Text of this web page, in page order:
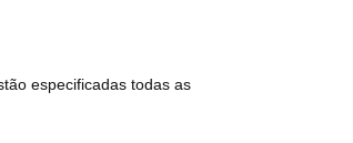
especificadas todas as